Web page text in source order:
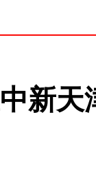
新